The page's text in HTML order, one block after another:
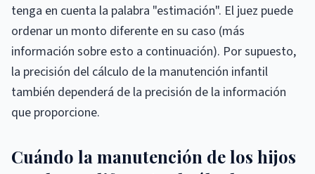
tenga en cuenta la palabra "estimación". El juez puede
ordenar un monto diferente en su caso (más
información sobre esto a continuación). Por supuesto,
la precisión del cálculo de la manutención infantil
también dependerá de la precisión de la información
que proporcione.
Cuándo la manutención de los hijos